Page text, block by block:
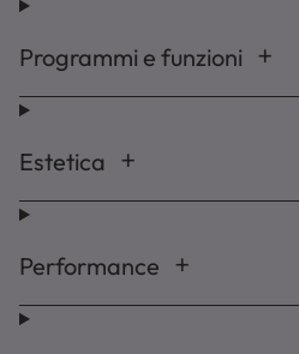
Programmi e funzioni
Estetica
Performance